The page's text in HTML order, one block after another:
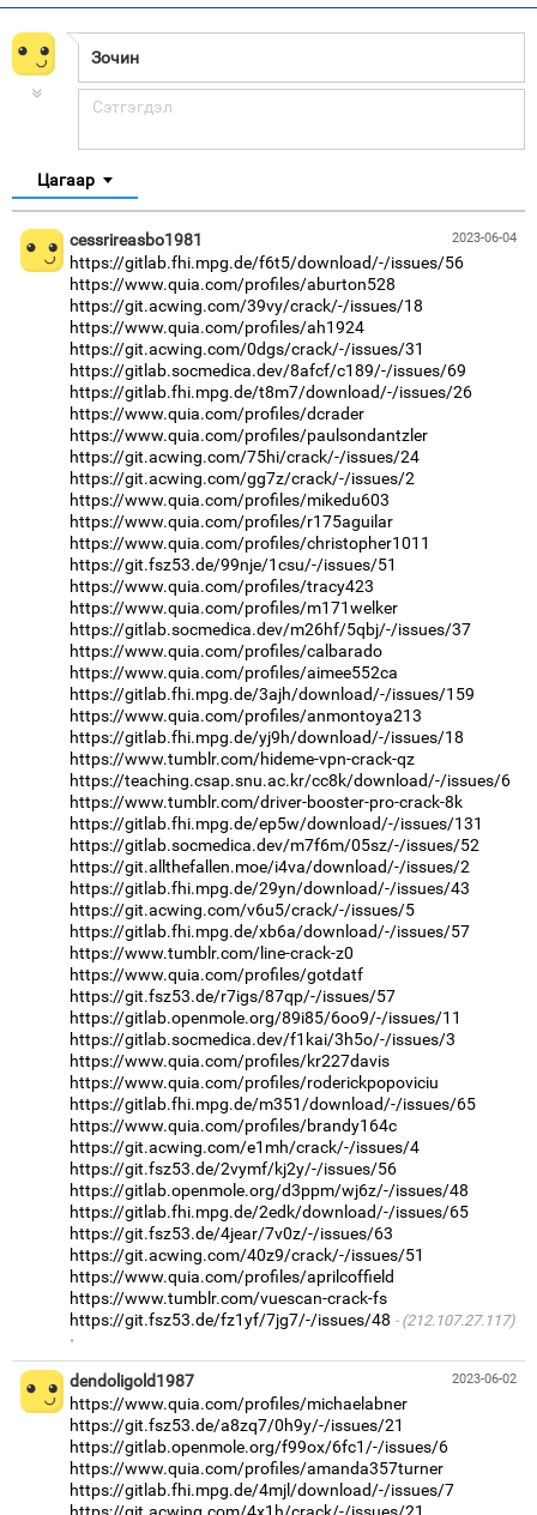
Цагаар
2023-06-04
cessrireasbo1981
https://gitlab.fhi.mpg.de/f6t5/download/-/issues/56
https://www.quia.com/profiles/aburton528
https://git.acwing.com/39vy/crack/-/issues/18
https://www.quia.com/profiles/ah1924
https://git.acwing.com/0dgs/crack/-/issues/31
https://gitlab.socmedica.dev/8afcf/c189/-/issues/69
https://gitlab.fhi.mpg.de/t8m7/download/-/issues/26
https://www.quia.com/profiles/dcrader
https://www.quia.com/profiles/paulsondantzler
https://git.acwing.com/75hi/crack/-/issues/24
https://git.acwing.com/gg7z/crack/-/issues/2
https://www.quia.com/profiles/mikedu603
https://www.quia.com/profiles/r175aguilar
https://www.quia.com/profiles/christopher1011
https://git.fsz53.de/99nje/1csu/-/issues/51
https://www.quia.com/profiles/tracy423
https://www.quia.com/profiles/m171welker
https://gitlab.socmedica.dev/m26hf/5qbj/-/issues/37
https://www.quia.com/profiles/calbarado
https://www.quia.com/profiles/aimee552ca
https://gitlab.fhi.mpg.de/3ajh/download/-/issues/159
https://www.quia.com/profiles/anmontoya213
https://gitlab.fhi.mpg.de/yj9h/download/-/issues/18
https://www.tumblr.com/hideme-vpn-crack-qz
https://teaching.csap.snu.ac.kr/cc8k/download/-/issues/6
https://www.tumblr.com/driver-booster-pro-crack-8k
https://gitlab.fhi.mpg.de/ep5w/download/-/issues/131
https://gitlab.socmedica.dev/m7f6m/05sz/-/issues/52
https://git.allthefallen.moe/i4va/download/-/issues/2
https://gitlab.fhi.mpg.de/29yn/download/-/issues/43
https://git.acwing.com/v6u5/crack/-/issues/5
https://gitlab.fhi.mpg.de/xb6a/download/-/issues/57
https://www.tumblr.com/line-crack-z0
https://www.quia.com/profiles/gotdatf
https://git.fsz53.de/r7igs/87qp/-/issues/57
https://gitlab.openmole.org/89i85/6oo9/-/issues/11
https://gitlab.socmedica.dev/f1kai/3h5o/-/issues/3
https://www.quia.com/profiles/kr227davis
https://www.quia.com/profiles/roderickpopoviciu
https://gitlab.fhi.mpg.de/m351/download/-/issues/65
https://www.quia.com/profiles/brandy164c
https://git.acwing.com/e1mh/crack/-/issues/4
https://git.fsz53.de/2vymf/kj2y/-/issues/56
https://gitlab.openmole.org/d3ppm/wj6z/-/issues/48
https://gitlab.fhi.mpg.de/2edk/download/-/issues/65
https://git.fsz53.de/4jear/7v0z/-/issues/63
https://git.acwing.com/40z9/crack/-/issues/51
https://www.quia.com/profiles/aprilcoffield
https://www.tumblr.com/vuescan-crack-fs
https://git.fsz53.de/fz1yf/7jg7/-/issues/48
(212.107.27.117)
·
2023-06-02
dendoligold1987
https://www.quia.com/profiles/michaelabner
https://git.fsz53.de/a8zq7/0h9y/-/issues/21
https://gitlab.openmole.org/f99ox/6fc1/-/issues/6
https://www.quia.com/profiles/amanda357turner
https://gitlab.fhi.mpg.de/4mjl/download/-/issues/7
https://git.acwing.com/4x1h/crack/-/issues/21